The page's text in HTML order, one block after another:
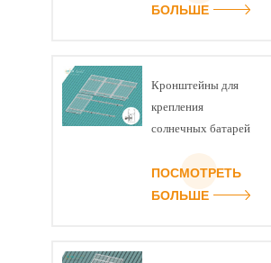
образной балки
БОЛЬШЕ
Кронштейны для
крепления
солнечных батарей
черепичной крыше
ПОСМОТРЕТЬ
БОЛЬШЕ